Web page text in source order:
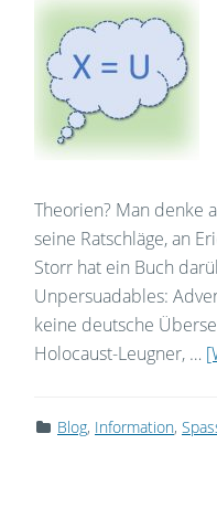
Theorien? Man denke
seine Ratschläge, an
Storr hat ein Buch
Unpersuadables:
keine deutsche
Holocaust-Leugner, …
Blog, Information,